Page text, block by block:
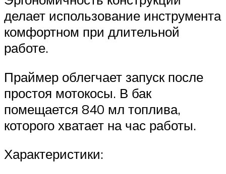
делает использование инструмента
комфортном при длительной
работе.
Праймер облегчает запуск после
простоя мотокосы. В бак
помещается 840 мл топлива,
которого хватает на час работы.
Характеристики: